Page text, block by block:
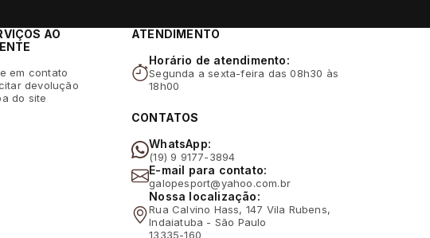
AO
em contato
devolução
do site
ATENDIMENTO
Horário de atendimento:
Segunda a sexta-feira das 08h30 às
18h00
CONTATOS
WhatsApp:
(19) 9 9177-3894
E-mail para contato:
galopesport@yahoo.com.br
Nossa localização:
Rua Calvino Hass, 147 Vila Rubens,
Indaiatuba - São Paulo
13335-160